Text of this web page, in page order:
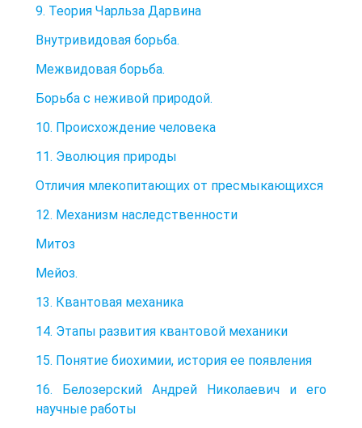
9. Теория Чарльза Дарвина
Внутривидовая борьба.
Межвидовая борьба.
Борьба с неживой природой.
10. Происхождение человека
11. Эволюция природы
Отличия млекопитающих от пресмыкающихся
12. Механизм наследственности
Митоз
Мейоз.
13. Квантовая механика
14. Этапы развития квантовой механики
15. Понятие биохимии, история ее появления
16. Белозерский Андрей Николаевич и его
научные работы